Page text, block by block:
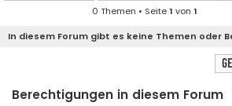
0 Themen • Seite1 von1
In diesem Forum gibt es keine Themen oder
Berechtigungen in diesem Forum